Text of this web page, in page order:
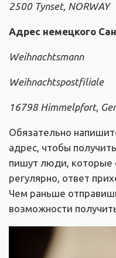
2500 Tynset, NORWAY
Адрес немецкого
Weihnachtsmann
Weihnachtspostfiliale
16798 Himmelpfort,
Обязательно
адрес, чтобы
пишут люди, которые
регулярно, ответ
Чем раньше
возможности